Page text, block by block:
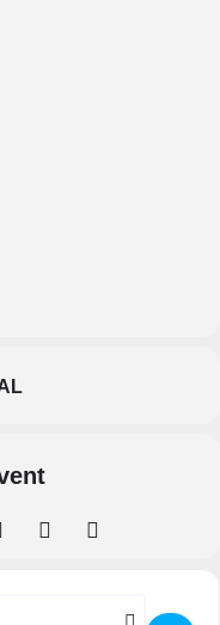
Una mirada al
Address - Charla: Una